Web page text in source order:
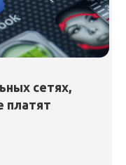
сетях,
платят